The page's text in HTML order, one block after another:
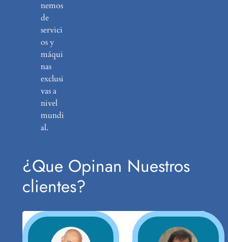
nemos
de
servici
os y
máqui
nas
exclusi
vas a
nivel
mundi
al.
¿Que Opinan Nuestros
clientes?